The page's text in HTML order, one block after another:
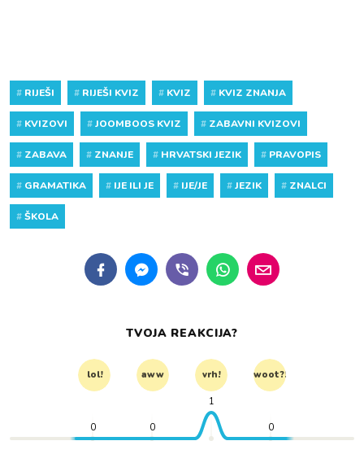
# RIJEŠI # RIJEŠI KVIZ # KVIZ # KVIZ ZNANJA
# KVIZOVI #JOOMBOOS KVIZ # ZABAVNI KVIZOVI
# ZABAVA # ZNANJE # HRVATSKI JEZIK # PRAVOPIS
# GRAMATIKA # IJE ILI JE # IJE/JE #JEZIK # ZNALCI
#ŠKOLA
TVOJA REAKCIJA?
lol! aww vrh! woot?!
0 0
1
0